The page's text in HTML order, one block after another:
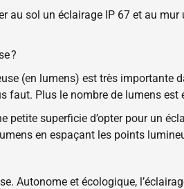
au sol un éclairage IP 67 et au
?
(en lumens) est très
faut. Plus le nombre de lumens
petite superficie d’opter pour un
en espaçant les points
Autonome et écologique,